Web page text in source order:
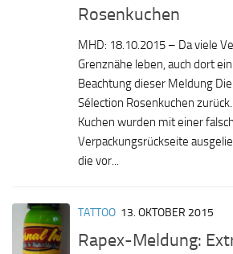
Rosenkuchen
MHD: 18.10.2015 – Da viele
Grenznähe leben, auch dort
Beachtung dieser Meldung
Sélection Rosenkuchen
Kuchen wurden mit einer
Verpackungsrückseite
die vor...
TATTOO 13. OKTOBER 2015
Rapex-Meldung: